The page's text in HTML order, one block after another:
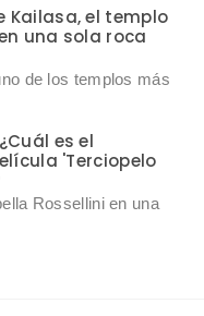
Kailasa, el templo
una sola roca
de los templos más
es el
'Terciopelo
Rossellini en una